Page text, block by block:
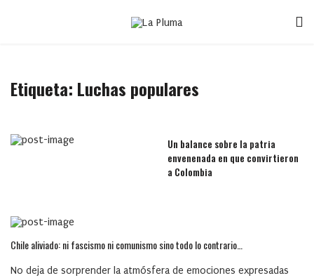
Etiqueta: Luchas populares
Un balance sobre la patria
envenenada en que convirtieron
a Colombia
Chile aliviado: ni fascismo ni comunismo sino todo lo contrario…
No deja de sorprender la atmósfera de emociones expresadas